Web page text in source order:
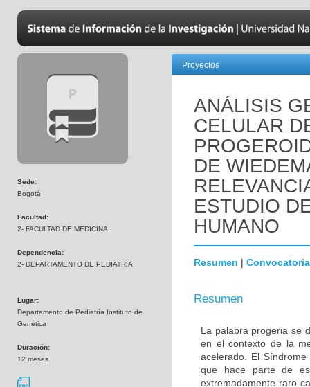
Sede:
Bogotá
Facultad:
2- FACULTAD DE MEDICINA
Dependencia:
2- DEPARTAMENTO DE PEDIATRÍA
Lugar:
Departamento de Pediatría Instituto de
Genética
Duración:
12 meses
Proyectos
ANÁLISIS
CELULAR
DE
ESTUDIO
HUMANO
Resumen | Convocatoria
Resumen
La palabra progeria se
en el contexto de la
acelerado. El
que hace parte de
extremadamente raro